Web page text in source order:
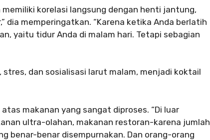
korelasi langsung dengan henti jantung,
dia memperingatkan. “Karena ketika Anda berlatih
yaitu tidur Anda di malam hari. Tetapi sebagian
dan sosialisasi larut malam, menjadi koktail
makanan yang sangat diproses. “Di luar
ultra-olahan, makanan restoran-karena jumlah
benar-benar disempurnakan. Dan orang-orang